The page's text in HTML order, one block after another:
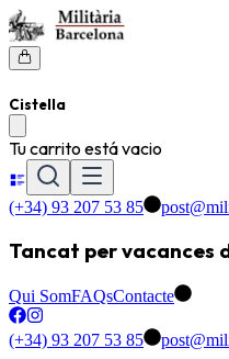
Cistella
Tu carrito está vacio
(+34) 93 207 53 85
Tancat per vacances
Qui SomFAQsContacte
(+34) 93 207 53 85